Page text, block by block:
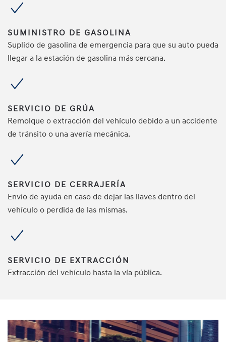
SUMINISTRO DE GASOLINA
Suplido de gasolina de emergencia para que su auto pueda
llegar a la estación de gasolina más cercana.
SERVICIO DE GRÚA
Remolque o extracción del vehículo debido a un accidente
de tránsito o una avería mecánica.
SERVICIO DE CERRAJERÍA
Envío de ayuda en caso de dejar las llaves dentro del
vehículo o perdida de las mismas.
SERVICIO DE EXTRACCIÓN
Extracción del vehículo hasta la vía pública.